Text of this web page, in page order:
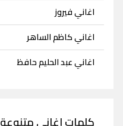
اغاني فيروز
اغاني كاظم الساهر
اغاني عبد الحليم حافظ